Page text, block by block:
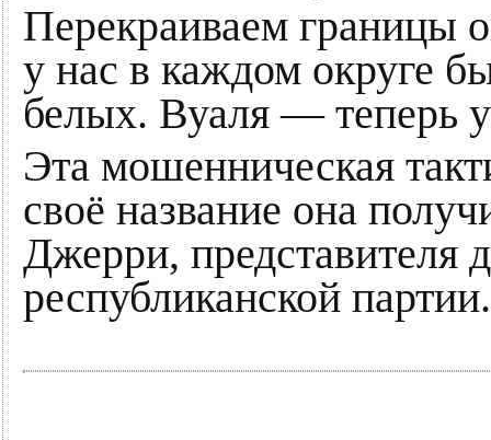
Перекраиваем границы
у нас в каждом округе
белых. Вуаля — теперь
Эта мошенническая
своё название она
Джерри, представителя
республиканской партии.